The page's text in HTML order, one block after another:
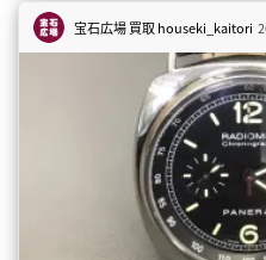
宝石広場 買取houseki_kaitori